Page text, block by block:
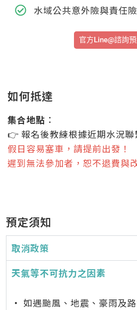
水域公共意外險與責任險
官方Line@諮詢
如何抵達
集合地點 ：
👉 報名後教練根據近期水況聯
假日容易塞車，請提前出發！
遲到無法參加者，恕不退費與
預定須知
取消政策
天氣等不可抗力之因素
• 如遇颱風、地震、豪雨及